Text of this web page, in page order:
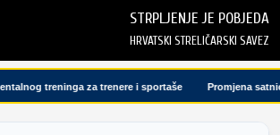
STRPLJENJE JE POBJEDA
HRVATSKI STRELIČARSKI SAVEZ
treninga za trenere i sportaše Promjena satnice